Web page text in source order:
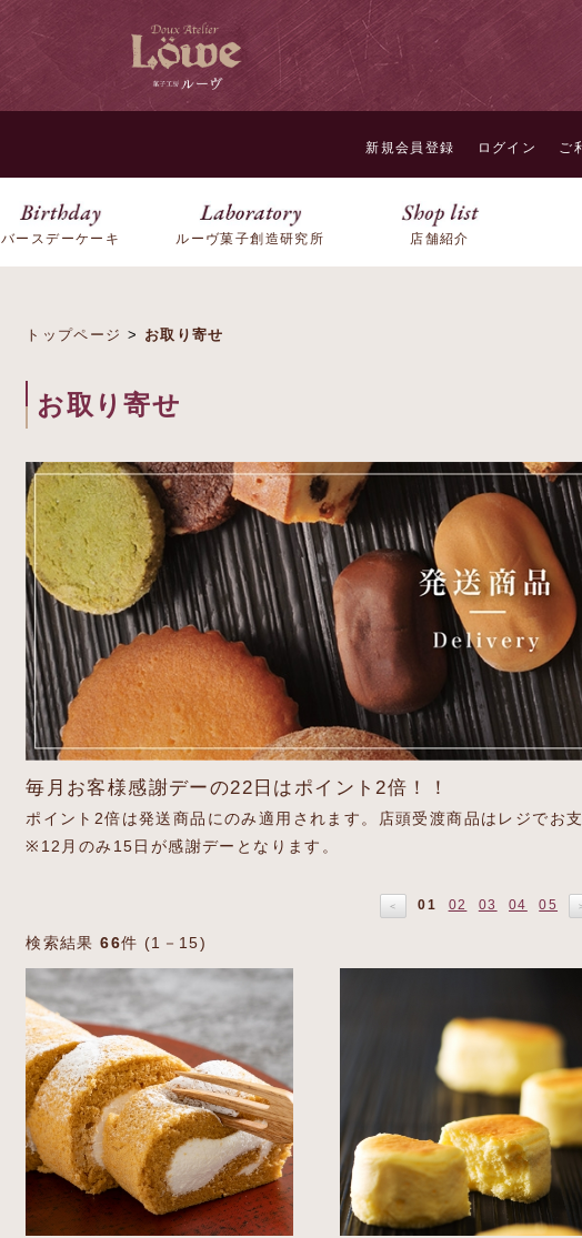
新規会員登録 ログイン ご
バースデーケーキ ルーヴ菓子創造研究所 店舗紹介
トップページ > お取り寄せ
お取り寄せ
毎月お客様感謝デーの22日はポイント2倍！！
ポイント2倍は発送商品にのみ適用されます。店頭受渡商品はレジでお
※12月のみ15日が感謝デーとなります。
＜ 01 02 03 04 05
検索結果66件 (1－15)